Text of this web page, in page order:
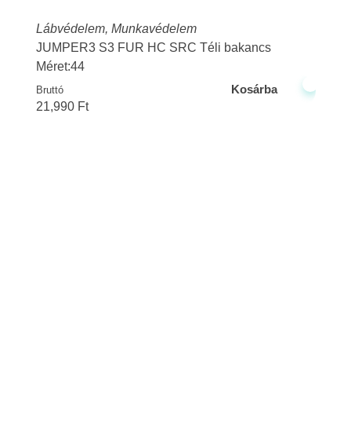
JUMPER3 S3 FUR HC SRC Téli bakancs
Méret:44
21,990 Ft
Bruttó
Lábvédelem, Munkavédelem
Kosárba